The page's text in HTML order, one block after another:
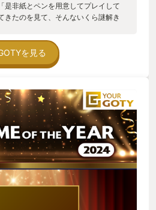
是非紙とペンを用意してプレイして
きたのを見て、そんないくら謎解き
とあるホテルに招待された女性を
ーム。 ホテルにいるのは女性と招待
ホテル内のショートカットを繋ぐた
いくことになります。 資料を集める
なってくる複数の人物と特定の年
の人物たちと年代が少しずつ交わ
てきた男は誰なのか、そしてプレイ
で、なぜこのホテルに招待されたの
きます。 ただ背景をしっかり把握し
読み取れないのが少し難点かも。 最
ンがないと解けない仕様になってい
体操として、ホテルの謎に挑んでみ
を見る